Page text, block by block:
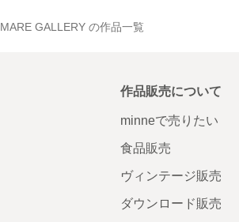
MARE GALLERY の作品一覧
作品販売について
minneで売りたい
食品販売
ヴィンテージ販売
ダウンロード販売